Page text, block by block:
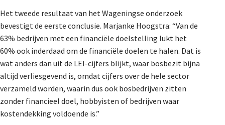
Het tweede resultaat van het Wageningse onderzoek
bevestigt de eerste conclusie. Marjanke Hoogstra: “Van de
63% bedrijven met een financiële doelstelling lukt het
60% ook inderdaad om de financiële doelen te halen. Dat is
wat anders dan uit de LEI-cijfers blijkt, waar bosbezit bijna
altijd verliesgevend is, omdat cijfers over de hele sector
verzameld worden, waarin dus ook bosbedrijven zitten
zonder financieel doel, hobbyisten of bedrijven waar
kostendekking voldoende is.”